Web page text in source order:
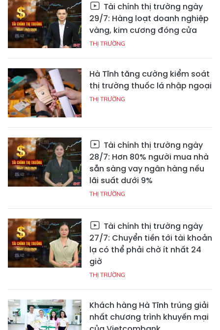
Tài chính thị trường ngày
29/7: Hàng loạt doanh nghiệp
vàng, kim cương đóng cửa
THỊ TRƯỜNG
Hà Tĩnh tăng cường kiểm soát
thị trường thuốc lá nhập ngoại
THỊ TRƯỜNG
Tài chính thị trường ngày
28/7: Hơn 80% người mua nhà
sẵn sàng vay ngân hàng nếu
lãi suất dưới 9%
THỊ TRƯỜNG
Tài chính thị trường ngày
27/7: Chuyển tiền tới tài khoản
lạ có thể phải chờ ít nhất 24
giờ
THỊ TRƯỜNG
Khách hàng Hà Tĩnh trúng giải
nhất chương trình khuyến mại